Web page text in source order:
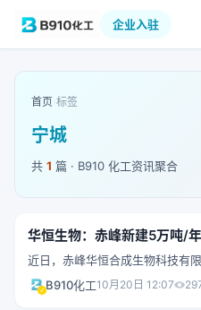
企业入驻
首页 标签
宁城
共 1 篇 · B910 化工资讯聚合
华恒生物：赤峰新建5万吨/
近日，赤峰华恒合成生物科技有
物基产品原料生产基地建设项
城县--天义镇岗岗营子村 总投
B910化工10月20日 12:07